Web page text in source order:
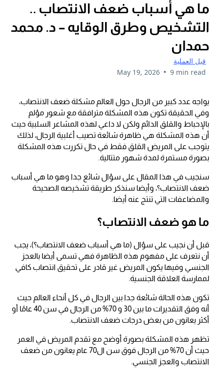
ما هي أسباب ضعف الانتصاب ..
التشخيص وطرق الوقايه – د. محمد
حمدان
قبل العملية
May 19, 2026 • 9 min read
يواجه عدد كبير من الرجال حول العالم مشكلة ضعف الانتصاب،
وفي الحقيقة تكون هذه المشكلة مترافقة مع شعور مؤلم
بالإحباط والقلق الدائم ولكن لا داعي لهذه المشاعر السلبية حيث
أن هذه المشكلة هي ظاهرة شائعة تصيب أغلبية الرجال، لذلك
يتوجب على المريض القلق فقط في حال تكررت هذه المشكلة
بصورة مستمرة لمدة شهور متتالية.
سنجيب في هذا المقال على سؤال شائع جدا وهو ما هي أسباب
ضعف الانتصاب؟، وأيضا سنذكر طريقة تشخيصه الصحيحة
والمضاعفات التي تنتج عنه أيضا.
ما هو ضعف الانتصاب؟
قبل أن نجيب على سؤال (ما هي أسباب ضعف الانتصاب؟)، يجب
أن نتعرف على مفهوم هذه الظاهرة فهي تسمى أيضا بالعجز
الجنسي وفيها يكون المريض غير قادر على تحقيق انتصاب كافي
لممارسة العلاقة الجنسية.
تكون هذه الحالة شائعة جدا بين الرجال في كل أنحاء العالم حيث
أنه وفق التقديرات ما بين 30 و 70% من الرجال في سن 40 عامًا أو
أكثر يعانون من بعض درجات ضعف الانتصاب.
تظهر هذه المشكلة بصورة أوضح مع تقدم المريض في العمر
حيث أن 70% من الرجال فوق سن ال70 عام يعانون من ضعف
الانتصاب والعجز الجنسي.